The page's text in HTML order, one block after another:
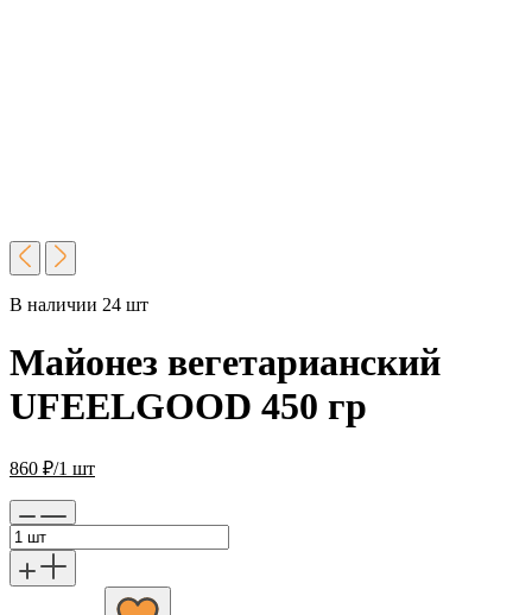
В наличии 24 шт
Майонез вегетарианский
UFEELGOOD 450 гр
860 ₽/1 шт